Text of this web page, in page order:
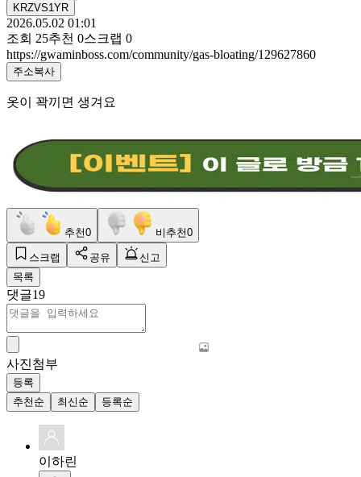
KRZVS1YR
2026.05.02 01:01
조회 25추천 0스크랩 0
https://gwaminboss.com/community/gas-bloating/129627860
주소복사
옷이 꽉끼면 생겨요
추천0 비추천0
스크랩 공유
신고
목록
댓글19
사진첨부
등록
추천순
최신순 등록순
이하린